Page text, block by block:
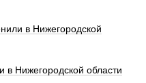
в Нижегородской
в Нижегородской области